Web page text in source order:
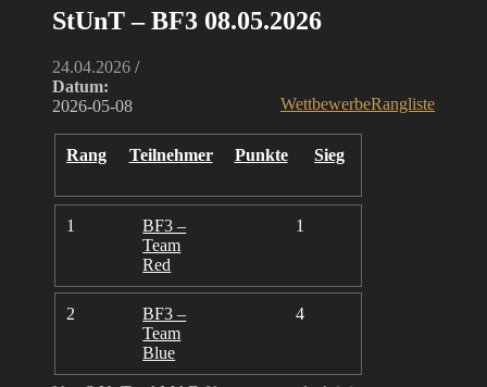
StUnT – BF3 08.05.2026
24.04.2026 /
WettbewerbeRangliste
Datum:
2026-05-08
Rang Teilnehmer Punkte Sieg
1
BF3 –
Team
Red
1
2
BF3 –
Team
Blue
4